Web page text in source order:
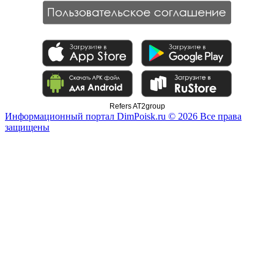
Refers AT2group
Информационный портал DimPoisk.ru © 2026 Все права
защищены